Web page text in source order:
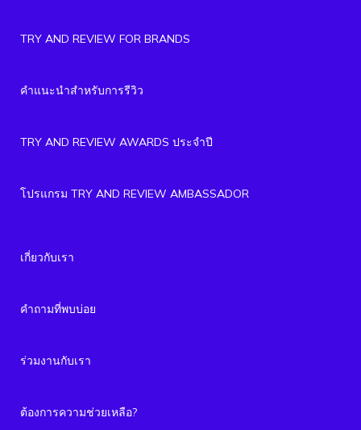
TRY AND REVIEW FOR BRANDS
คำแนะนำสำหรับการรีวิว
TRY AND REVIEW AWARDS ประจำปี
โปรแกรม TRY AND REVIEW AMBASSADOR
เกี่ยวกับเรา
คำถามที่พบบ่อย
ร่วมงานกับเรา
ต้องการความช่วยเหลือ?